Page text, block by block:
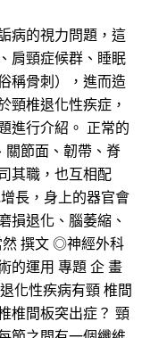
病的視力問題，這
肩頸症候群、睡眠
稱骨刺），進而造
頸椎退化性疾症，
進行介紹。 正常的
關節面、韌帶、脊
其職，也互相配
長，身上的器官會
損退化、腦萎縮、
撰文 ◎神經外科
的運用 專題 企 畫
化性疾病有頸 椎間
椎間板突出症？ 頸